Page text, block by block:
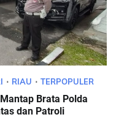
RIAU TERPOPULER
Brata Polda
dan Patroli